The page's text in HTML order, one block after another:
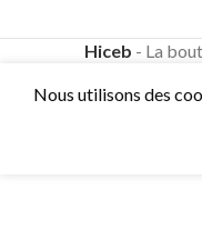
Hiceb - La
Nous utilisons des